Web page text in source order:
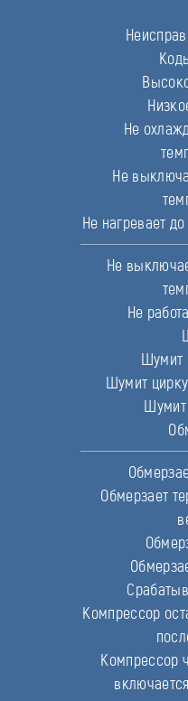
Не
Не
Не нагревает
Не
Не
Шумит
Шумит
Шумит
Обмерзает
Компрессор
Компрессор